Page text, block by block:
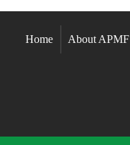
Home About APMF